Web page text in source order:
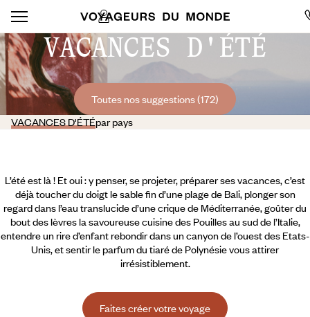
VACANCES D'ÉTÉ
Toutes nos suggestions (172)
VACANCES D'ÉTÉpar pays
L’été est là ! Et oui : y penser, se projeter, préparer ses vacances, c’est
déjà toucher du doigt le sable fin d’une plage de Bali, plonger son
regard dans l’eau translucide d’une crique de Méditerranée, goûter du
bout des lèvres la savoureuse cuisine des Pouilles au sud de l’Italie,
entendre un rire d’enfant rebondir dans un canyon de l’ouest des Etats-
Unis, et sentir le parfum du tiaré de Polynésie vous attirer
irrésistiblement.
Faites créer votre voyage